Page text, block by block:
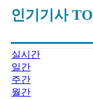
인기기사
실시간
일간
주간
월간